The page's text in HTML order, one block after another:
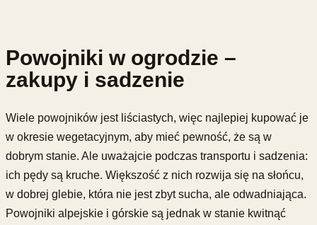
Powojniki w ogrodzie –
zakupy i sadzenie
Wiele powojników jest liściastych, więc najlepiej kupować je
w okresie wegetacyjnym, aby mieć pewność, że są w
dobrym stanie. Ale uważajcie podczas transportu i sadzenia:
ich pędy są kruche. Większość z nich rozwija się na słońcu,
w dobrej glebie, która nie jest zbyt sucha, ale odwadniająca.
Powojniki alpejskie i górskie są jednak w stanie kwitnąć